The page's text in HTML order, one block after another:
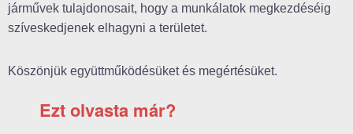
járművek tulajdonosait, hogy a munkálatok megkezdéséig
szíveskedjenek elhagyni a területet.
Köszönjük együttműködésüket és megértésüket.
Ezt olvasta már?